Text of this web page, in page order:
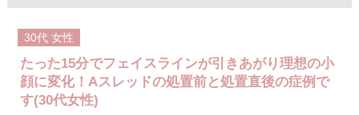
30代 女性
たった15分でフェイスラインが引きあがり理想の小
顔に変化！Aスレッドの処置前と処置直後の症例で
す(30代女性)